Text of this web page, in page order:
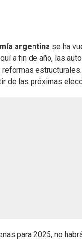
argentina se ha
a fin de año, las
reformas
de las próximas
para 2025, no